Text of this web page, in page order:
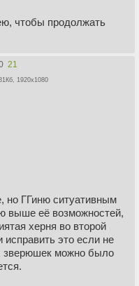
чтобы продолжать
21
1920x1080
но ГГиню ситуативным
выше её возможностей,
херня во второй
это если не
зверюшек можно было